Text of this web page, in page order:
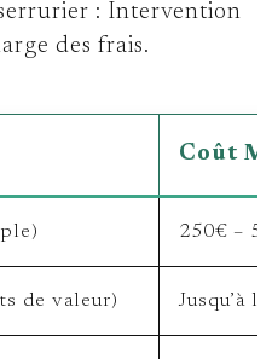
: Intervention
des frais.
Coût
250€ –
de valeur) Jusqu’à